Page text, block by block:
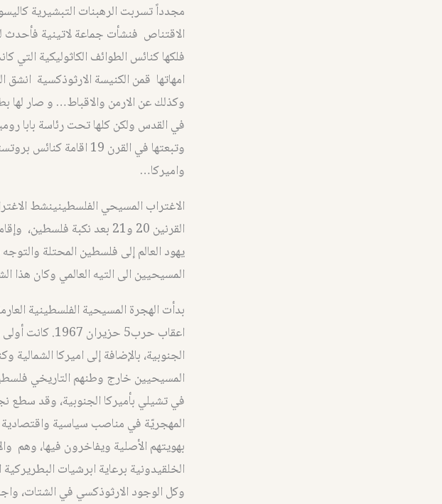
مجدداً تسربت الرهبنات التبشيرية
فلكها كنائس الطوائف الكاثوليكية
امهاتها قمن الكنيسة الارثوذكسية انشق
وكذلك عن الارمن والاقباط… و صار
وتبعتها في القرن 19
واميركا…
القرنين 20 و21 بعد نكبة
يهود العالم إلى فلسطين المحتلة
المسيحيين الى التيه العالمي وكان هذا
اعقاب حرب5 حزيران 1967. كانت أولى وجهات المغترب المسيحي الفلسطيني هي
الجنوبية، بالإضافة إلى اميركا
المسيحيين خارج وطنهم التاريخي
في تشيلي بأميركا الجنوبية، وقد سطع
المهجريّة في مناصب سياسية واقتصادية
بهويتهم الأصلية ويفاخرون فيها، وهم
الخلقيدونية برعاية ابرشيات
وكل الوجود الارثوذكسي في الشتات،